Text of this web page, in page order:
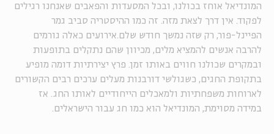
המונדיאל אוחז בכולנו, ובכל המסעדות והפאבים שאנחנו רגילים
לפקוד. אין דרך לצאת מזה. זה כמו ההיסטריה סביב גמר
הפיינל-פור, רק שזה נמשך חודש שלם.אירועים כאלה גורמים
להרבה אנשים להמציא מלים, מכיוון שהם נתקלים בתופעות
ובמקרים שכולנו חווים באותו זמן. פרץ יצירתיות דומה מופיע
בתקופת החגים, כשגולשי דורבנות מעלים ערכים רבים הקשורים
לארוחות משפחתיות ולמאכלים הייחודיים לאותו החג. אז
במידה מסוימת, המונדיאל הוא כמו חג עבור הישראלים.